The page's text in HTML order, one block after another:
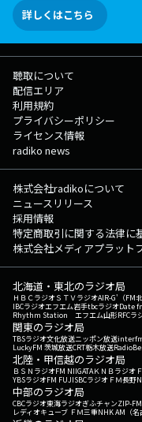
詳しくはこちら
聴取について
配信エリア
利用規約
プライバシーポリシー
ライセンス情報
radiko news
株式会社radikoについて
ニュースリリース
採用情報
特定商取引に関する法律に
株式会社メディアプラット
北海道・東北のラジオ局
ＨＢＣラジオＳＴＶラジオAIR-G'（FM北
IBCラジオエフエム岩手tbcラジオDate
Rhythm Station エフエム山形RFCラ
関東のラジオ局
TBSラジオ文化放送ニッポン放送
LuckyFM 茨城放送CRT栃木放送
北陸・甲信越のラジオ局
ＢＳＮラジオFM NIIGATAＫＮＢラジオ
YBSラジオFM FUJISBCラジオ ＦＭ長野
中部のラジオ局
CBCラジオ東海ラジオぎふチャンZIP-FM
レディオキューブ ＦＭ三重NHK AM（名